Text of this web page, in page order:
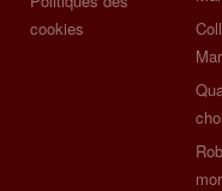
cookies